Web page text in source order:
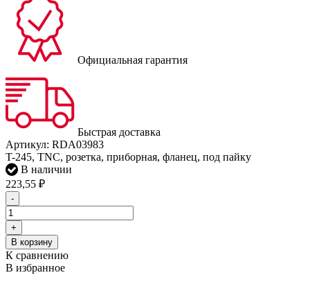
Официальная гарантия
Быстрая доставка
Артикул: RDA03983
T-245, TNC, розетка, приборная, фланец, под пайку
В наличии
223,55 ₽
-
+
В корзину
К сравнению
В избранное